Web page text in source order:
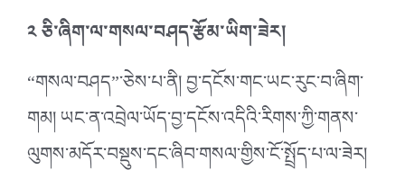
༢ ཅི་ཞིག་ལ་གསལ་བཤད་རྩོམ་ཡིག་ཟེར།
“གསལ་བཤད”་ཅེས་པ་ནི། བྱ་དངོས་གང་ཡང་རུང་བ་ཞིག་
གམ། ཡང་ན་འབྲེལ་ཡོད་བྱ་དངོས་འདིའི་རིགས་ཀྱི་གནས་
ལུགས་མདོར་བསྡུས་དང་ཞིབ་གསལ་གྱིས་ངོ་སྤྲོད་པ་ལ་ཟེར།